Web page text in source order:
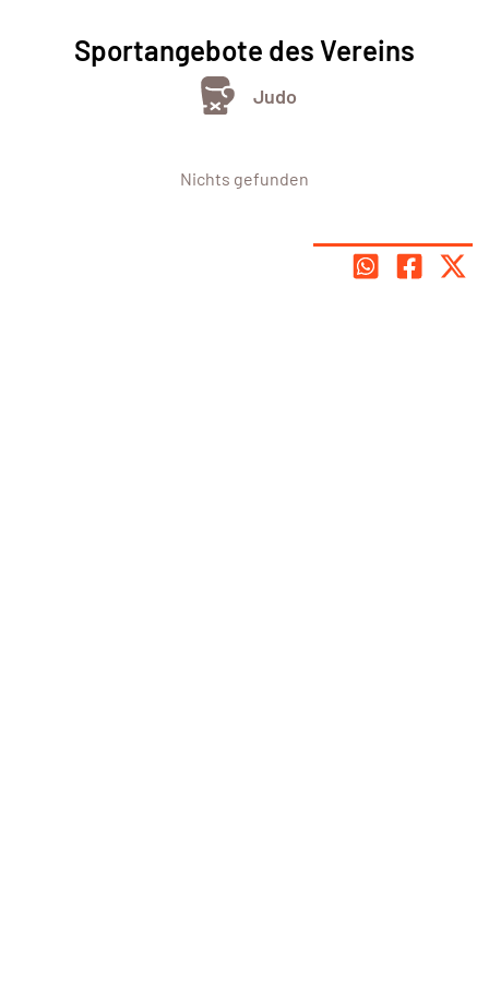
Sportangebote des Vereins
Judo
Nichts gefunden